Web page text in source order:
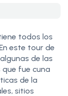
todos los
este tour de
de las
fue cuna
de la
sitios